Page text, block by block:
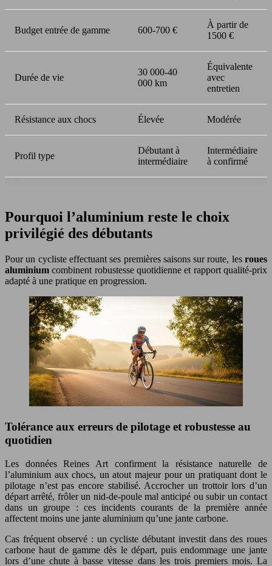
Budget entrée de gamme 600-700 €
À partir de
1500 €
Durée de vie
30 000-40
000 km
Équivalente
avec
entretien
Résistance aux chocs Élevée Modérée
Profil type
Débutant à
intermédiaire
Intermédiaire
à confirmé
Pourquoi l’aluminium reste le choix
privilégié des débutants
Pour un cycliste effectuant ses premières saisons sur route, les roues
aluminium combinent robustesse quotidienne et rapport qualité-prix
adapté à une pratique en progression.
Tolérance aux erreurs de pilotage et robustesse au
quotidien
Les données Reines Art confirment la résistance naturelle de
l’aluminium aux chocs, un atout majeur pour un pratiquant dont le
pilotage n’est pas encore stabilisé. Accrocher un trottoir lors d’un
départ arrêté, frôler un nid-de-poule mal anticipé ou subir un contact
dans un groupe : ces incidents courants de la première année
affectent moins une jante aluminium qu’une jante carbone.
Cas fréquent observé : un cycliste débutant investit dans des roues
carbone haut de gamme dès le départ, puis endommage une jante
lors d’une chute à basse vitesse dans les trois premiers mois. La